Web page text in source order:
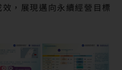
，展現邁向永續經營目標